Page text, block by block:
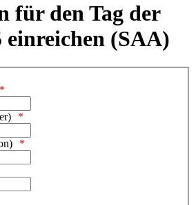
für den Tag der
einreichen (SAA)